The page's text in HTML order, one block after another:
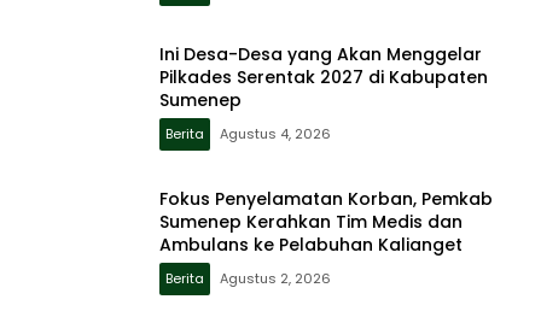
Ini Desa-Desa yang Akan Menggelar
Pilkades Serentak 2027 di Kabupaten
Sumenep
Berita Agustus 4, 2026
Fokus Penyelamatan Korban, Pemkab
Sumenep Kerahkan Tim Medis dan
Ambulans ke Pelabuhan Kalianget
Berita Agustus 2, 2026